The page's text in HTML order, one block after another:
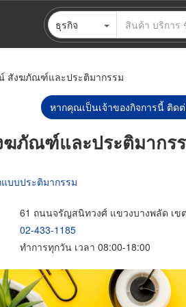
ธุรกิจ
สังฆภัณฑ์และประติมากรรม
หากคุณเป็นเจ้าของกิจการนี้ ติด
ภัณฑ์และประติมากร
แบบประติมากรรม
61 ถนนจรัญสนิทวงศ์ แขวงบางพลัด เข
02-433-1185
ทำการทุกวัน เวลา 08:00-18:00